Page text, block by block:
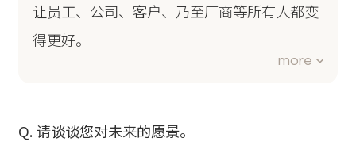
让员工、公司、客户、乃至厂商等所有人都变
得更好。
more
Q. 请谈谈您对未来的愿景。